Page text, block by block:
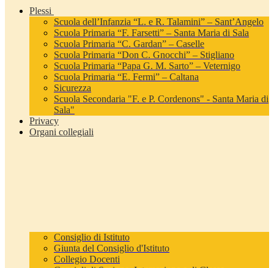
Plessi
Scuola dell’Infanzia “L. e R. Talamini” – Sant’Angelo
Scuola Primaria “F. Farsetti” – Santa Maria di Sala
Scuola Primaria “C. Gardan” – Caselle
Scuola Primaria “Don C. Gnocchi” – Stigliano
Scuola Primaria “Papa G. M. Sarto” – Veternigo
Scuola Primaria “E. Fermi” – Caltana
Sicurezza
Scuola Secondaria "F. e P. Cordenons" - Santa Maria di
Sala"
Privacy
Organi collegiali
Consiglio di Istituto
Giunta del Consiglio d'Istituto
Collegio Docenti